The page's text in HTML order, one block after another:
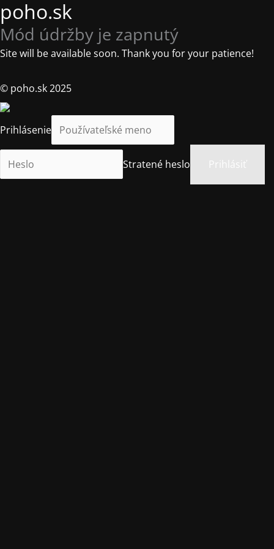
poho.sk
Mód údržby je zapnutý
Site will be available soon. Thank you for your patience!
© poho.sk 2025
Prihlásenie
Stratené heslo